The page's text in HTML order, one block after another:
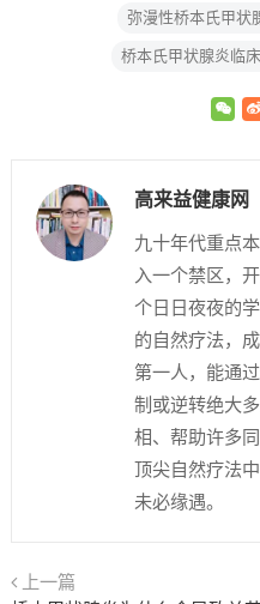
弥漫性桥本氏甲状
桥本氏甲状腺炎临
高来益健康网
九十年代重点
入一个禁区，
个日日夜夜的
的自然疗法，
第一人，能通
制或逆转绝大
相、帮助许多
顶尖自然疗法
未必缘遇。
上一篇